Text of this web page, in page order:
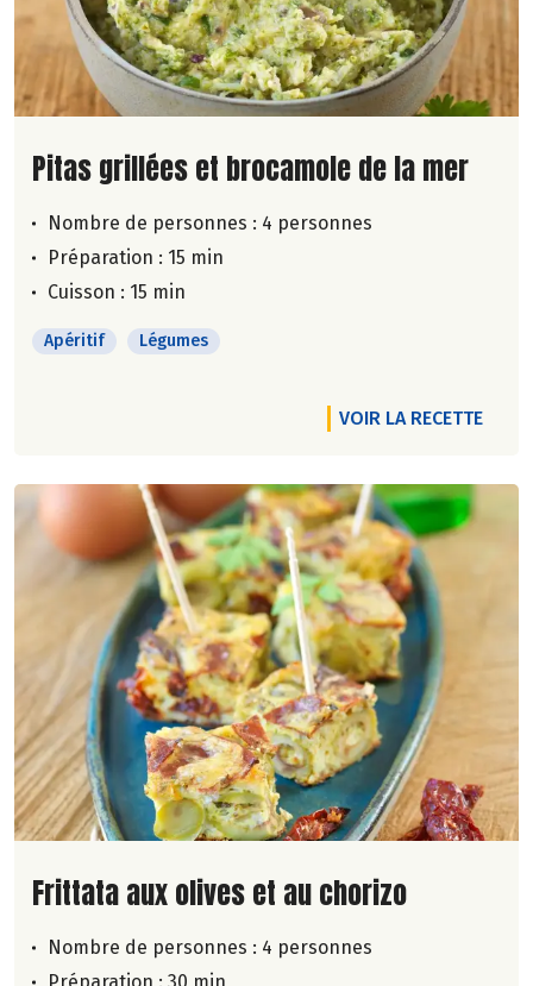
Lire la suite de la recette
Pitas grillées et brocamole de la mer
Nombre de personnes : 4 personnes
Préparation : 15 min
Cuisson : 15 min
Apéritif Légumes
VOIR LA RECETTE
Lire la suite de la recette
Frittata aux olives et au chorizo
Nombre de personnes : 4 personnes
Préparation : 30 min